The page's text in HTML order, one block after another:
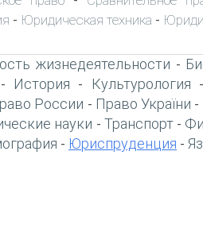
- Юридическая техника -
жизнедеятельности -
- История - Культурология
России - Право України -
науки - Транспорт-
- Юриспруденция -